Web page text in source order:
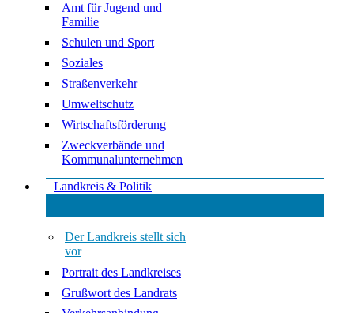
Amt für Jugend und
Familie
Schulen und Sport
Soziales
Straßenverkehr
Umweltschutz
Wirtschaftsförderung
Zweckverbände und
Kommunalunternehmen
Landkreis & Politik
Der Landkreis stellt sich
vor
Portrait des Landkreises
Grußwort des Landrats